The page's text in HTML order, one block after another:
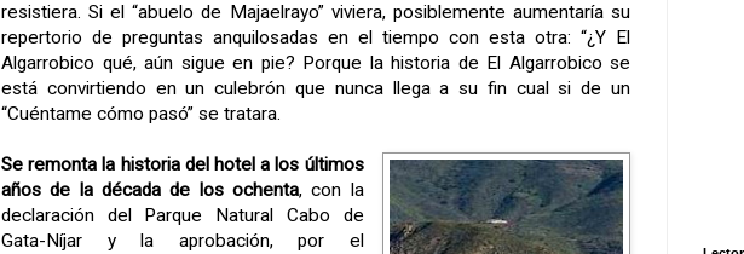
resistiera. Si el “abuelo de Majaelrayo” viviera, posiblemente aumentaría su
repertorio de preguntas anquilosadas en el tiempo con esta otra: “¿Y El
Algarrobico qué, aún sigue en pie? Porque la historia de El Algarrobico se
está convirtiendo en un culebrón que nunca llega a su fin cual si de un
“Cuéntame cómo pasó” se tratara.
Se remonta la historia del hotel a los últimos
años de la década de los ochenta, con la
declaración del Parque Natural Cabo de
Gata-Níjar y la aprobación, por el